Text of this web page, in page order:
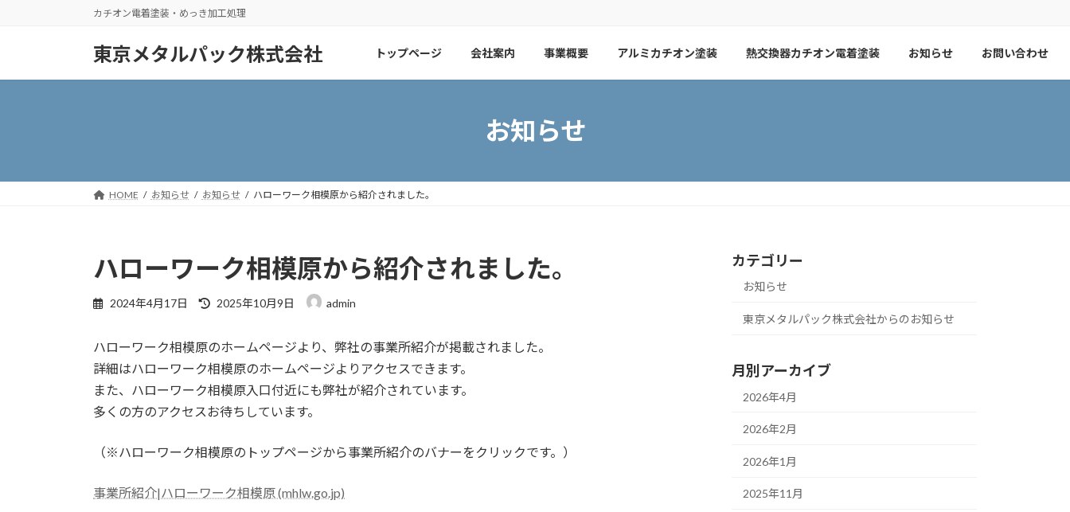
プ
動
カチオン電着塗装・めっき加工処理
東京メタルパック株式会社 トップページ 会社案内 事業概要 アルミカチオン塗装 熱交換器カチオン電着塗装 お知らせ お問い合わせ
お知らせ
HOME お知らせ お知らせ ハローワーク相模原から紹介されました。
ハローワーク相模原から紹介されました。
2024年4月17日
最
新
日
時
:
2025年10月9日 admin
ハローワーク相模原のホームページより、弊社の事業所紹介が掲載されました。
詳細はハローワーク相模原のホームページよりアクセスできます。
また、ハローワーク相模原入口付近にも弊社が紹介されています。
多くの方のアクセスお待ちしています。
（※ハローワーク相模原のトップページから事業所紹介のバナーをクリックです。）
事業所紹介|ハローワーク相模原 (mhlw.go.jp)
カテゴリー
お知らせ
東京メタルパック株式会社からのお知らせ
月別アーカイブ
2026年4月
2026年2月
2026年1月
2025年11月